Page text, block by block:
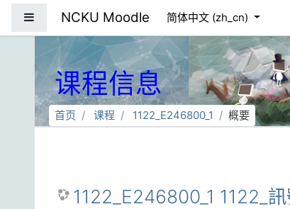
停靠面板NCKU Moodle 简体中文 ‎(zh_cn)‎
课程信息
首页 课程 1122_E246800_1 概要
1122_E246800_1 1122_